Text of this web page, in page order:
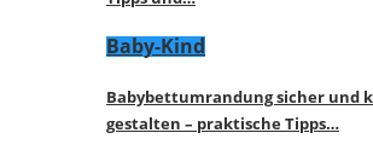
Baby-Kind
Babybettumrandung sicher und
gestalten – praktische Tipps…